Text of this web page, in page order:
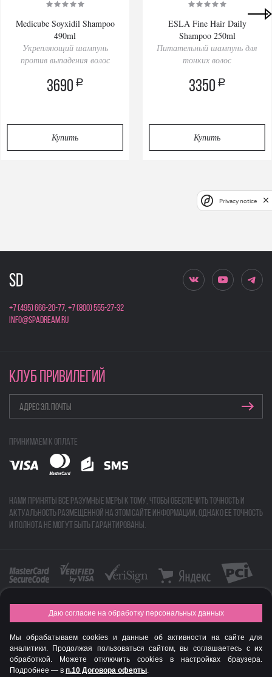
Medicube Soyxidil Shampoo
490ml
Укрепляющий шампунь
против выпадения волос
3690 a
Купить
ESLA Fine Hair Daily
Shampoo 250ml
Питательный шампунь для
тонких волос
3350 a
Купить
+7 (495) 666-20-77,+7 (800) 555-27-32
info@spadream.ru
КЛУБ ПРИВИЛЕГИЙ
Принимаем к оплате
Нами приняты все разумные меры к тому, чтобы обеспечить точность и
актуальность размещенной на этом сайте информации, однако ее точность
и полнота не могут быть гарантированы.
FASHION NEW YEAR AWARDS 2015
© Интернет-магазин профессиональной косметики Spadream
Авторизируйся, чтобы получить скидку
Даю согласие на обработку персональных данных
Мы обрабатываем cookies и данные об активности на сайте для
аналитики. Продолжая пользоваться сайтом, вы соглашаетесь с их
обработкой. Можете отключить cookies в настройках браузера.
Подробнее — в п.10 Договора оферты.
Privacy notice